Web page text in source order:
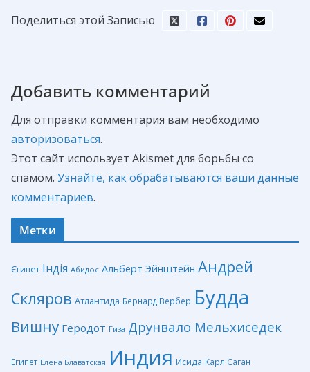
Поделиться этой Записью
Добавить комментарий
Для отправки комментария вам необходимо
авторизоваться.
Этот сайт использует Akismet для борьбы со
спамом. Узнайте, как обрабатываются ваши данные
комментариев.
Метки
Єгипет Індія Абидос Альберт Эйнштейн Андрей
Скляров Атлантида Бернард Вербер Будда
Вишну Геродот Гиза Друнвало Мельхиседек
Египет Елена Блаватская Индия Исида Карл Саган